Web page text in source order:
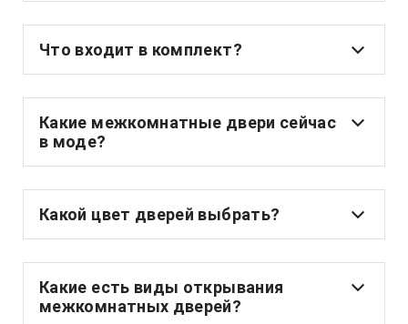
Что входит в комплект?
Какие межкомнатные двери сейчас
в моде?
Какой цвет дверей выбрать?
Какие есть виды открывания
межкомнатных дверей?